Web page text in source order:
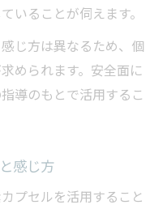
いることが伺えます。
じ方は異なるため、個
められます。安全面に
導のもとで活用するこ
感じ方
プセルを活用すること